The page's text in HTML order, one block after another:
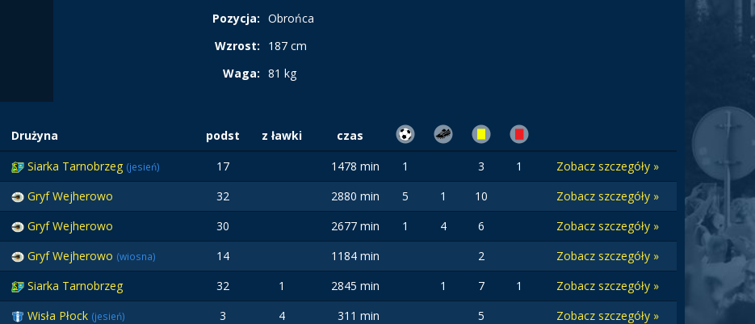
Pozycja: Obrońca
Wzrost:
187 cm
Waga: 81 kg
Drużyna podst z ławki
czas
Siarka Tarnobrzeg (jesień) 17 1478 min 1 3 1
Zobacz szczegóły »
Gryf Wejherowo 32 2880 min 5 1 10
Zobacz szczegóły »
Gryf Wejherowo 30 2677 min 1 4 6
Zobacz szczegóły »
Gryf Wejherowo (wiosna) 14 1184 min 2
Zobacz szczegóły »
Siarka Tarnobrzeg 32 1 2845 min 1 7 1
Zobacz szczegóły »
Wisła Płock (jesień) 3 4 311 min 5
Zobacz szczegóły »